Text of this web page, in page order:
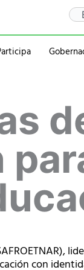
Ubicación
2020-
2016-
2012-
con